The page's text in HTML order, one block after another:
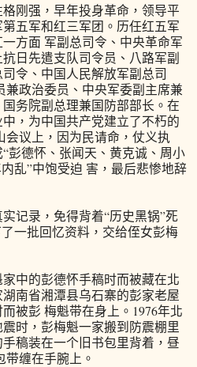
刚强，早年投身革命，领导平
五军和红三军团。历任红五军
方面 军副总司令、中央革命军
日先遣支队司令员、八路军副
令、中国人民解放军副总司
政治委员、中央军委副主席兼
务院副总理兼国防部部长。在
，为中国共产党建立了不朽的
会议上，因为民请命，仗义执
彭德怀、张闻天、黄克诚、周小
乱”中饱受迫 害，最后悲惨地辞
录，免得背着“历史黑锅”死
一批回忆资料，交给侄女彭梅
中的彭德怀手稿时而被藏在北
南省湘潭县乌石寨的彭家老屋
被彭 梅魁带在身上。1976年北
时，彭梅魁一家搬到防震棚里
稿装在一个旧书包里背着，昼
缠在手腕上。